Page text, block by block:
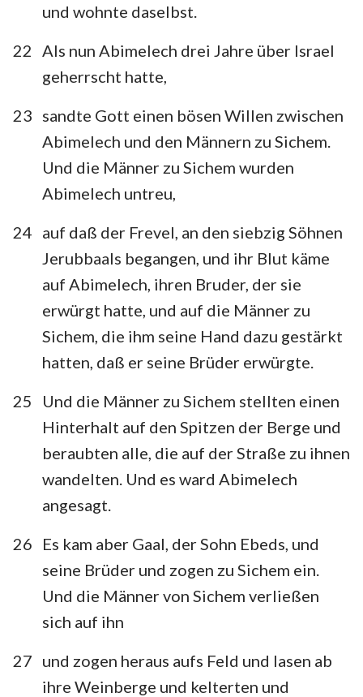
und wohnte daselbst.
22
Als nun Abimelech drei Jahre über Israel
geherrscht hatte,
23 sandte Gott einen bösen Willen zwischen
Abimelech und den Männern zu Sichem.
Und die Männer zu Sichem wurden
Abimelech untreu,
24 auf daß der Frevel, an den siebzig Söhnen
Jerubbaals begangen, und ihr Blut käme
auf Abimelech, ihren Bruder, der sie
erwürgt hatte, und auf die Männer zu
Sichem, die ihm seine Hand dazu gestärkt
hatten, daß er seine Brüder erwürgte.
25
Und die Männer zu Sichem stellten einen
Hinterhalt auf den Spitzen der Berge und
beraubten alle, die auf der Straße zu ihnen
wandelten. Und es ward Abimelech
angesagt.
26
Es kam aber Gaal, der Sohn Ebeds, und
seine Brüder und zogen zu Sichem ein.
Und die Männer von Sichem verließen
sich auf ihn
27 und zogen heraus aufs Feld und lasen ab
ihre Weinberge und kelterten und